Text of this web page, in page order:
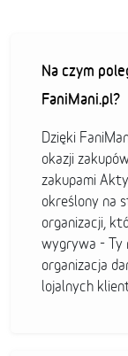
Na czym
FaniMani.pl?
Dzięki
okazji
zakupami
określony na
organizacji,
wygrywa - Ty
organizacja
lojalnych